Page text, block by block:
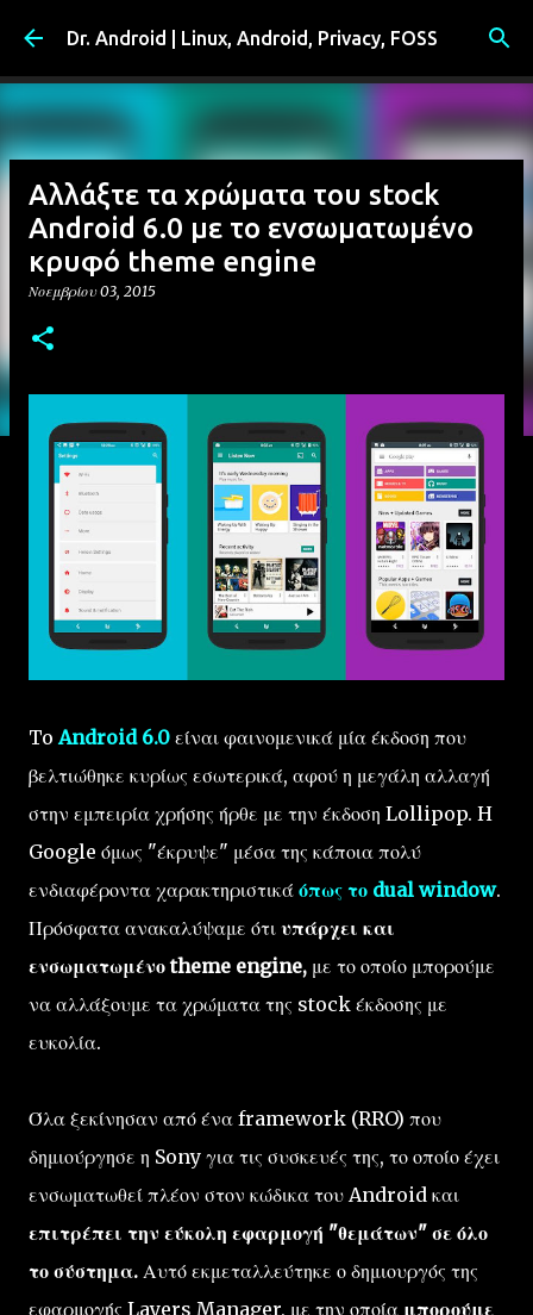
Μετάβαση στο κύριο περιεχόμενο
Dr. Android | Linux, Android, Privacy, FOSS
Αλλάξτε τα χρώματα του stock
Android 6.0 με το ενσωματωμένο
κρυφό theme engine
Νοεμβρίου 03, 2015
ToAndroid 6.0 είναι φαινομενικά μία έκδοση που
βελτιώθηκε κυρίως εσωτερικά, αφού η μεγάλη αλλαγή
στην εμπειρία χρήσης ήρθε με την έκδοση Lollipop. H
Google όμως "έκρυψε" μέσα της κάποια πολύ
ενδιαφέροντα χαρακτηριστικά όπως το dual window.
Πρόσφατα ανακαλύψαμε ότι υπάρχει και
ενσωματωμένο theme engine, με το οποίο μπορούμε
να αλλάξουμε τα χρώματα της stock έκδοσης με
ευκολία.
Όλα ξεκίνησαν από ένα framework (RRO) που
δημιούργησε η Sony για τις συσκευές της, το οποίο έχει
ενσωματωθεί πλέον στον κώδικα του Android και
επιτρέπει την εύκολη εφαρμογή "θεμάτων" σε όλο
το σύστημα. Αυτό εκμεταλλεύτηκε ο δημιουργός της
εφαρμογής Layers Manager, με την οποία μπορούμε